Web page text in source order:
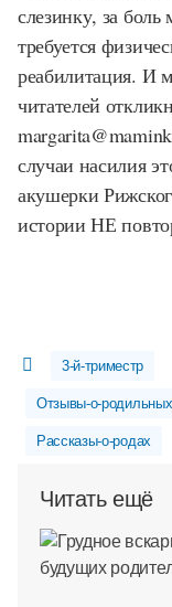
слезинку, за
требуется
реабилитация. И
читателей
случаи насилия
акушерки
истории НЕ
3-й-триместр
Отзывы-о-
Рассказы-о-родах
Читать ещё